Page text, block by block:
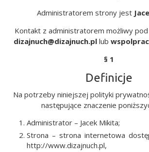
Admi­ni­stra­to­rem stro­ny jest
Kon­takt z admi­ni­stra­to­rem moż­li­wy pod
dizajnuch@dizajnuch.pllub
§ 1
Definicje
Na potrze­by niniej­szej poli­ty­ki
nastę­pu­ją­ce zna­cze­nie
Admi­ni­stra­tor – Jacek Mikita;
Stro­na – stro­na inter­ne­to­wa
http://www.dizajnuch.pl,